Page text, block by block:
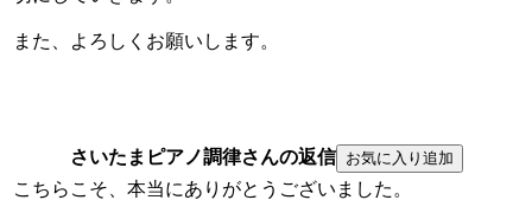
また、よろしくお願いします。
さいたまピアノ調律さんの返信
こちらこそ、本当にありがとうございました。